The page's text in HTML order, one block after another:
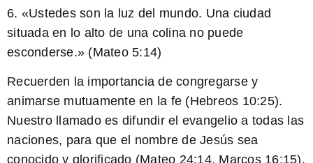
6. «Ustedes son la luz del mundo. Una ciudad
situada en lo alto de una colina no puede
esconderse.» (Mateo 5:14)
Recuerden la importancia de congregarse y
animarse mutuamente en la fe (Hebreos 10:25).
Nuestro llamado es difundir el evangelio a todas las
naciones, para que el nombre de Jesús sea
conocido y glorificado (Mateo 24:14, Marcos 16:15).